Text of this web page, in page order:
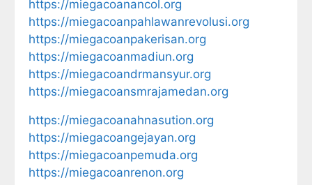
https://miegacoanancol.org
https://miegacoanpahlawanrevolusi.org
https://miegacoanpakerisan.org
https://miegacoanmadiun.org
https://miegacoandrmansyur.org
https://miegacoansmrajamedan.org
https://miegacoanahnasution.org
https://miegacoangejayan.org
https://miegacoanpemuda.org
https://miegacoanrenon.org